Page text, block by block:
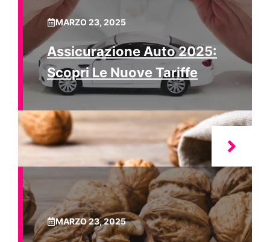
MARZO 23, 2025
Assicurazione Auto 2025:
Scopri Le Nuove Tariffe
MARZO 23, 2025